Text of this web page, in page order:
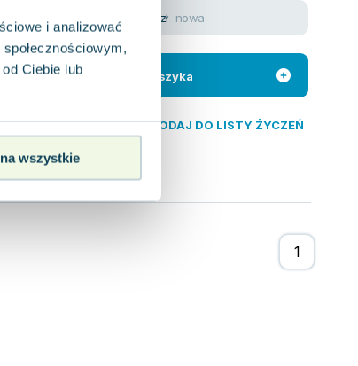
i analizować
Ciebie lub
wszystkie
zł nowa
Do koszyka
DODAJ DO LISTY ŻYCZEŃ